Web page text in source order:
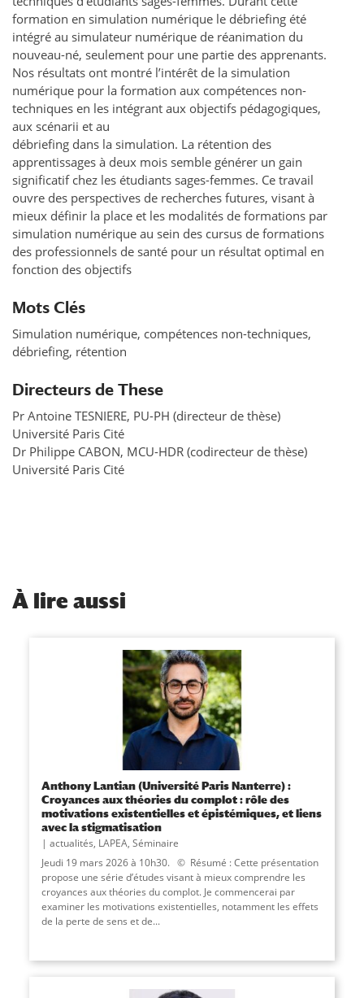
formation en simulation numérique le débriefing été
intégré au simulateur numérique de réanimation du
nouveau-né, seulement pour une partie des apprenants.
Nos résultats ont montré l’intérêt de la simulation
numérique pour la formation aux compétences non-
techniques en les intégrant aux objectifs pédagogiques,
aux scénarii et au
débriefing dans la simulation. La rétention des
apprentissages à deux mois semble générer un gain
significatif chez les étudiants sages-femmes. Ce travail
ouvre des perspectives de recherches futures, visant à
mieux définir la place et les modalités de formations par
simulation numérique au sein des cursus de formations
des professionnels de santé pour un résultat optimal en
fonction des objectifs
Mots Clés
Simulation numérique, compétences non-techniques,
débriefing, rétention
Directeurs de These
Pr Antoine TESNIERE, PU-PH (directeur de thèse)
Université Paris Cité
Dr Philippe CABON, MCU-HDR (codirecteur de thèse)
Université Paris Cité
À lire aussi
Anthony Lantian (Université Paris Nanterre) :
Croyances aux théories du complot : rôle des
motivations existentielles et épistémiques, et liens
avec la stigmatisation
actualités, LAPEA, Séminaire
Jeudi 19 mars 2026 à 10h30. © Résumé : Cette présentation
propose une série d’études visant à mieux comprendre les
croyances aux théories du complot. Je commencerai par
examiner les motivations existentielles, notamment les effets
de la perte de sens et de...